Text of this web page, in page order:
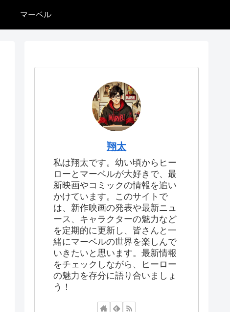
マーベル
翔太
私は翔太です。幼い頃からヒー
ローとマーベルが大好きで、最
新映画やコミックの情報を追い
かけています。このサイトで
は、新作映画の発表や最新ニュ
ース、キャラクターの魅力など
を定期的に更新し、皆さんと一
緒にマーベルの世界を楽しんで
いきたいと思います。最新情報
をチェックしながら、ヒーロー
の魅力を存分に語り合いましょ
う！